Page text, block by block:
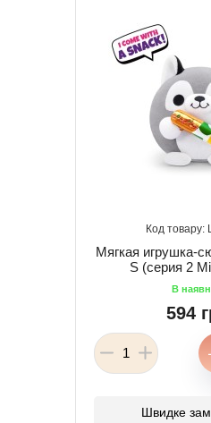
Мягкая игрушка-
S (серия 2
594
Швидке